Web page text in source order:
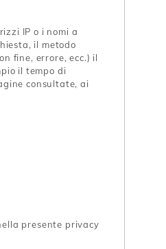
IP o i nomi a
il metodo
fine, errore, ecc.) il
il tempo di
consultate, ai
presente privacy